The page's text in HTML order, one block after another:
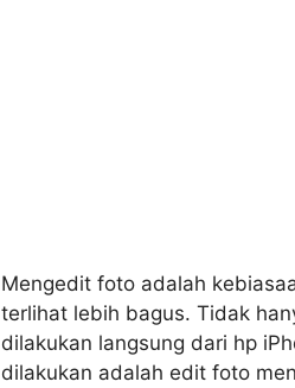
Mengedit foto adalah
terlihat lebih bagus. Tidak
dilakukan langsung dari hp
dilakukan adalah edit foto